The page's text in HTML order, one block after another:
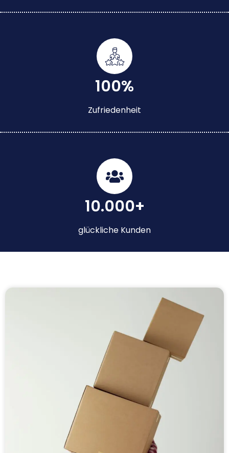
100%
Zufriedenheit
10.000+
glückliche Kunden